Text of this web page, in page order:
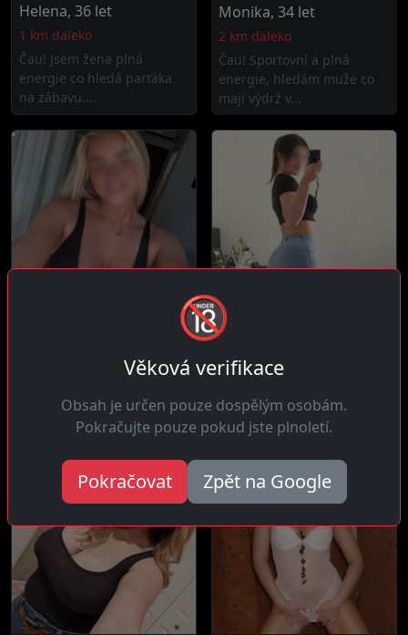
Helena, 36 let
1 km daleko
Čau! Jsem žena plná
energie co hledá parťáka
na zábavu....
Monika, 34 let
2 km daleko
Čau! Sportovní a plná
energie, hledám muže co
mají výdrž v...
Ahoj! Vím jakou mám
hodnotu a hledám muže na
odpovídající...
Jana, 25 let
Ahoj! Jsem zvídavá žena
která miluje objevování
nových...
🔞
Věková verifikace
Obsah je určen pouze dospělým osobám.
Pokračujte pouze pokud jste plnoletí.
Pokračovat Zpět na Google